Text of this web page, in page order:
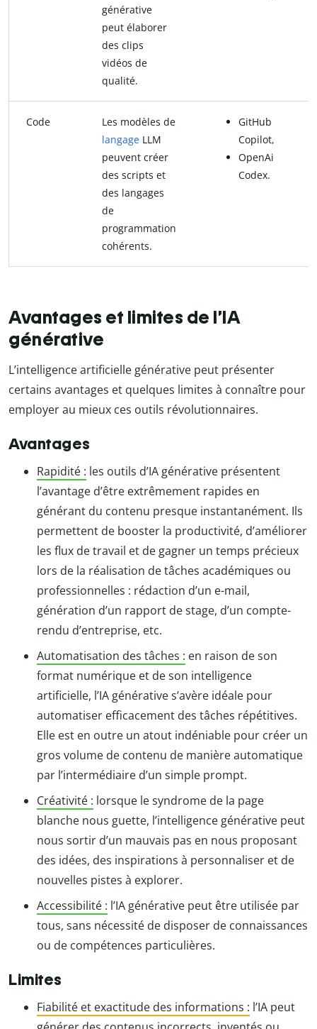
générative
peut élaborer
des clips
vidéos de
qualité.
Code
Les modèles de
langage LLM
peuvent créer
des scripts et
des langages
de
programmation
cohérents.
GitHub
Copilot,
OpenAi
Codex.
Avantages et limites de l’IA
générative
L’intelligence artificielle générative peut présenter
certains avantages et quelques limites à connaître pour
employer au mieux ces outils révolutionnaires.
Avantages
Rapidité : les outils d’IA générative présentent
l’avantage d’être extrêmement rapides en
générant du contenu presque instantanément. Ils
permettent de booster la productivité, d’améliorer
les flux de travail et de gagner un temps précieux
lors de la réalisation de tâches académiques ou
professionnelles : rédaction d’un e-mail,
génération d’un rapport de stage, d’un compte-
rendu d’entreprise, etc.
Automatisation des tâches : en raison de son
format numérique et de son intelligence
artificielle, l’IA générative s’avère idéale pour
automatiser efficacement des tâches répétitives.
Elle est en outre un atout indéniable pour créer un
gros volume de contenu de manière automatique
par l’intermédiaire d’un simple prompt.
Créativité : lorsque le syndrome de la page
blanche nous guette, l’intelligence générative peut
nous sortir d’un mauvais pas en nous proposant
des idées, des inspirations à personnaliser et de
nouvelles pistes à explorer.
Accessibilité : l’IA générative peut être utilisée par
tous, sans nécessité de disposer de connaissances
ou de compétences particulières.
Limites
Fiabilité et exactitude des informations : l’IA peut